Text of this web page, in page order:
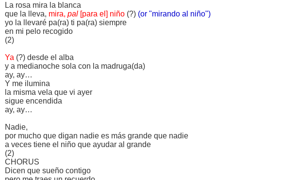
La rosa mira la blanca
que la lleva, mira, pal [para el] niño (?) (or "mirando al niño")
yo la llevaré pa(ra) ti pa(ra) siempre
en mi pelo recogido
(2)
Ya (?) desde el alba
y a medianoche sola con la madruga(da)
ay, ay…
Y me ilumina
la misma vela que vi ayer
sigue encendida
ay, ay…
Nadie,
por mucho que digan nadie es más grande que nadie
a veces tiene el niño que ayudar al grande
(2)
CHORUS
Dicen que sueño contigo